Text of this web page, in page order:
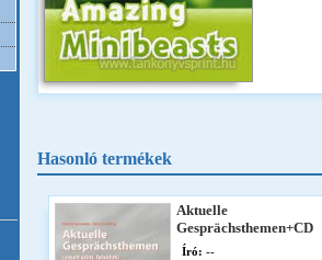
Hasonló termékek
Aktuelle
Gesprächsthemen+CD
Író: --